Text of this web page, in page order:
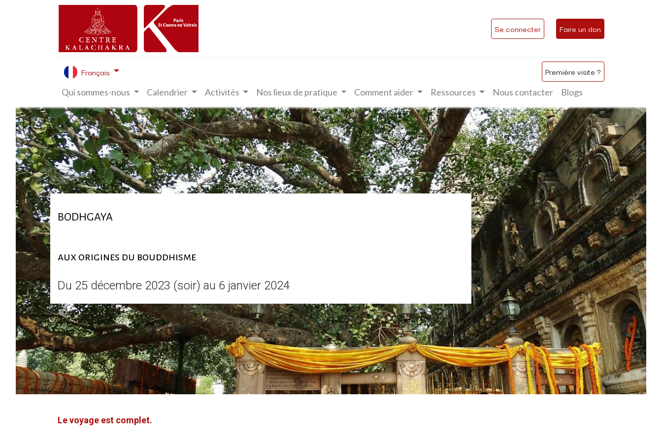
Se connecter Faire un don
Français Première visite ?
Qui sommes-nous Calendrier Activités Nos lieux de pratique Comment aider Ressources Nous contacter Blogs
BODHGAYA
aux origines du bouddhisme
Du 25 décembre 2023 (soir) au 6 janvier 2024
Le voyage est complet.